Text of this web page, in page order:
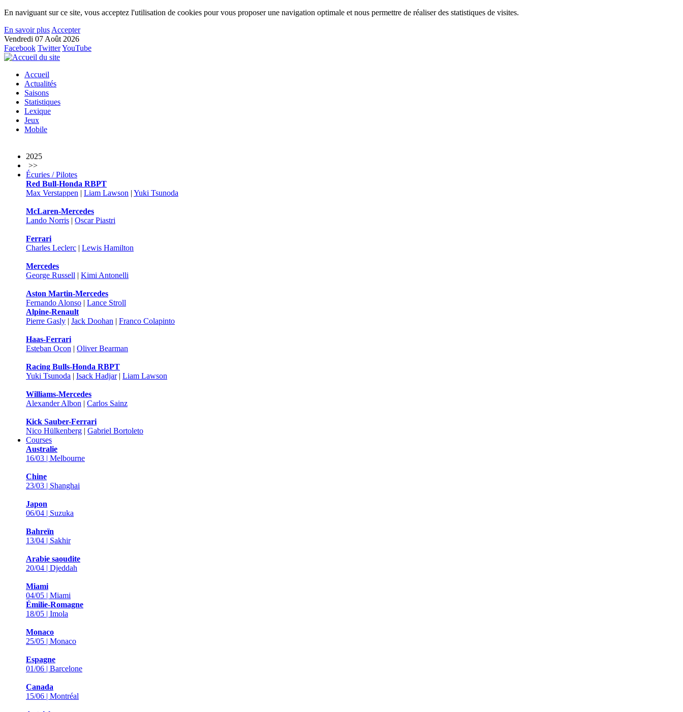
En naviguant sur ce site, vous acceptez l'utilisation de cookies pour vous proposer une navigation optimale et nous permettre de réaliser des statistiques de visites.
En savoir plus Accepter
Vendredi 07 Août 2026
Facebook TwitterYouTube
Accueil
Actualités
Saisons
Statistiques
Lexique
Jeux
Mobile
2025
>>
Écuries / Pilotes
Red Bull-Honda RBPT
Max Verstappen | Liam Lawson | Yuki Tsunoda
McLaren-Mercedes
Lando Norris | Oscar Piastri
Ferrari
Charles Leclerc | Lewis Hamilton
Mercedes
George Russell | Kimi Antonelli
Aston Martin-Mercedes
Fernando Alonso | Lance Stroll
Alpine-Renault
Pierre Gasly | Jack Doohan | Franco Colapinto
Haas-Ferrari
Esteban Ocon | Oliver Bearman
Racing Bulls-Honda RBPT
Yuki Tsunoda | Isack Hadjar| Liam Lawson
Williams-Mercedes
Alexander Albon | Carlos Sainz
Kick Sauber-Ferrari
Nico Hülkenberg | Gabriel Bortoleto
Courses
Australie
16/03 | Melbourne
Chine
23/03 | Shanghai
Japon
06/04 | Suzuka
Bahreïn
13/04 | Sakhir
Arabie saoudite
20/04 | Djeddah
Miami
04/05 | Miami
Émilie-Romagne
18/05 | Imola
Monaco
25/05 | Monaco
Espagne
01/06 | Barcelone
Canada
15/06 | Montréal